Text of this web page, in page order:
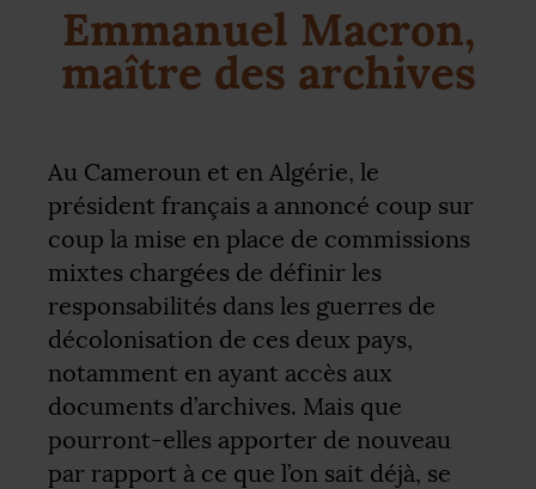
Emmanuel Macron,
maître des archives
Au Cameroun et en Algérie, le
président français a annoncé coup sur
coup la mise en place de commissions
mixtes chargées de définir les
responsabilités dans les guerres de
décolonisation de ces deux pays,
notamment en ayant accès aux
documents d’archives. Mais que
pourront-elles apporter de nouveau
par rapport à ce que l’on sait déjà, se